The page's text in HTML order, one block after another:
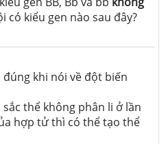
kiểu gen nào sau đây?
khi nói về đột biến
thể không phân li ở lần
hợp tử thì có thể tạo thể